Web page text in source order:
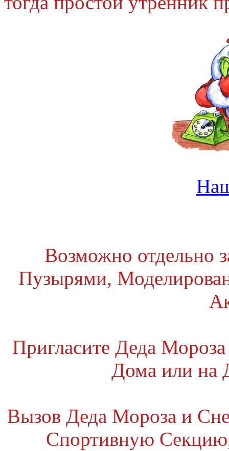
Возможно отдельно
Пузырями,
Пригласите Деда
Дома или на
Вызов Деда Мороза и
Спортивную